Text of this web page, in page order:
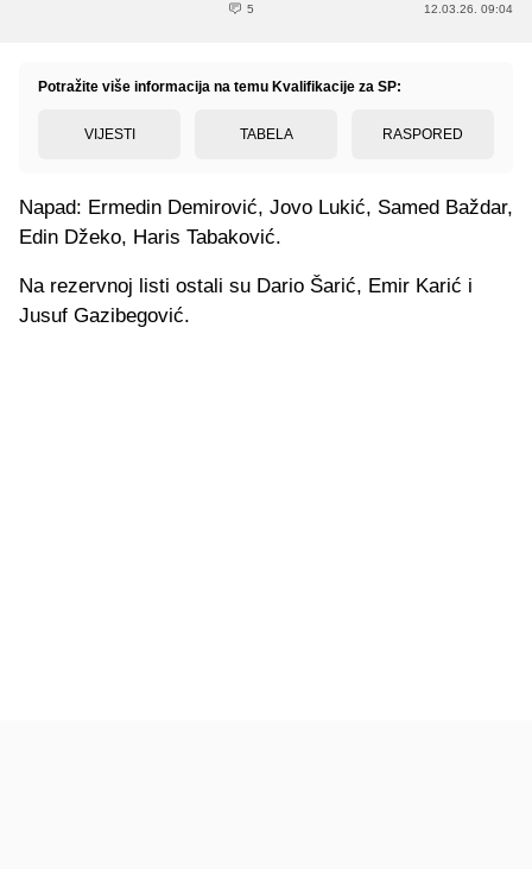
5 12.03.26. 09:04
Potražite više informacija na temu Kvalifikacije za SP:
VIJESTI TABELA RASPORED
Napad: Ermedin Demirović, Jovo Lukić, Samed Baždar,
Edin Džeko, Haris Tabaković.
Na rezervnoj listi ostali su Dario Šarić, Emir Karić i
Jusuf Gazibegović.